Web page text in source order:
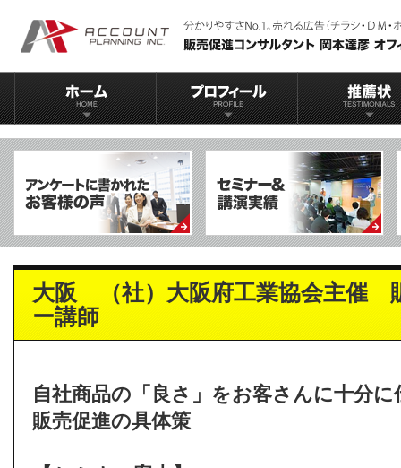
大阪 （社）大阪府工業協会主催
ー講師
自社商品の「良さ」をお客さんに十分に
販売促進の具体策